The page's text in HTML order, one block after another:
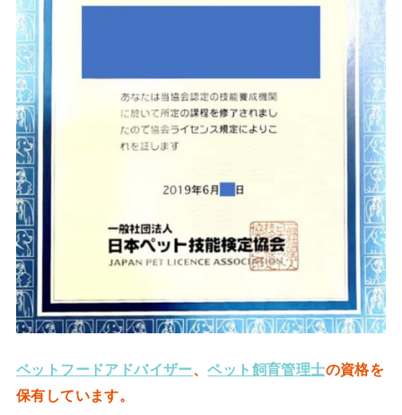
ペットフードアドバイザー、ペット飼育管理士の資格を
保有しています。